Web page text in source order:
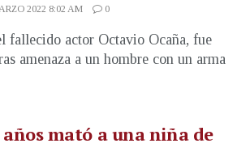
2022 8:02 AM 0
fallecido actor Octavio Ocaña, fue
amenaza a un hombre con un arma
mató a una niña de